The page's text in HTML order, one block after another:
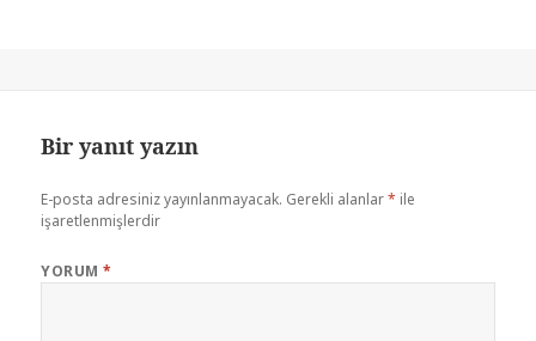
Bir yanıt yazın
E-posta adresiniz yayınlanmayacak. Gerekli alanlar* ile
işaretlenmişlerdir
YORUM*